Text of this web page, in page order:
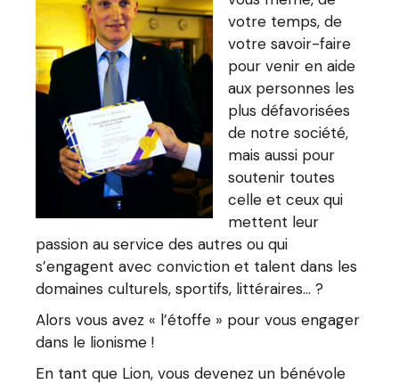
votre temps, de
votre savoir-faire
pour venir en aide
aux personnes les
plus défavorisées
de notre société,
mais aussi pour
soutenir toutes
celle et ceux qui
mettent leur
passion au service des autres ou qui
s’engagent avec conviction et talent dans les
domaines culturels, sportifs, littéraires… ?
Alors vous avez « l’étoffe » pour vous engager
dans le lionisme !
En tant que Lion, vous devenez un bénévole